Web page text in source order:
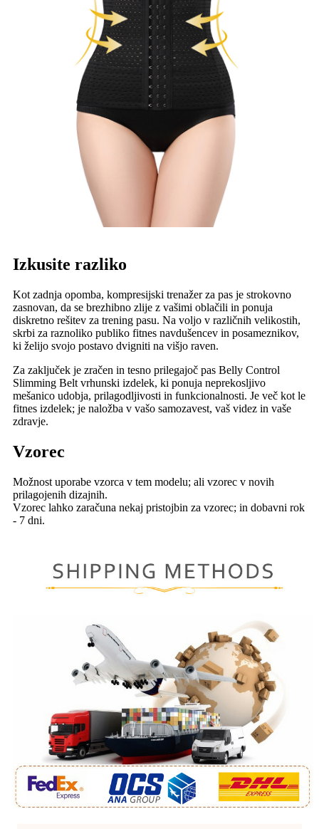
Izkusite razliko
Kot zadnja opomba, kompresijski trenažer za pas je strokovno
zasnovan, da se brezhibno zlije z vašimi oblačili in ponuja
diskretno rešitev za trening pasu. Na voljo v različnih velikostih,
skrbi za raznoliko publiko fitnes navdušencev in posameznikov,
ki želijo svojo postavo dvigniti na višjo raven.
Za zaključek je zračen in tesno prilegajoč pas Belly Control
Slimming Belt vrhunski izdelek, ki ponuja neprekosljivo
mešanico udobja, prilagodljivosti in funkcionalnosti. Je več kot le
fitnes izdelek; je naložba v vašo samozavest, vaš videz in vaše
zdravje.
Vzorec
Možnost uporabe vzorca v tem modelu; ali vzorec v novih
prilagojenih dizajnih.
Vzorec lahko zaračuna nekaj pristojbin za vzorec; in dobavni rok
- 7 dni.